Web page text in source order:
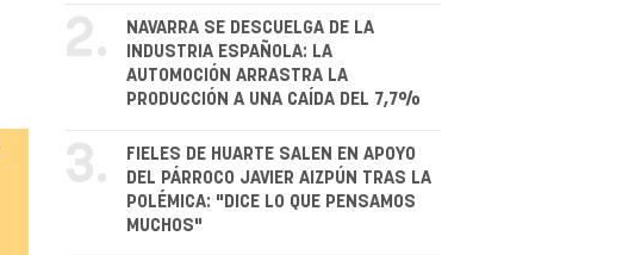
2.
NAVARRA SE DESCUELGA DE LA
INDUSTRIA ESPAÑOLA: LA
AUTOMOCIÓN ARRASTRA LA
PRODUCCIÓN A UNA CAÍDA DEL 7,7%
3.
FIELES DE HUARTE SALEN EN APOYO
DEL PÁRROCO JAVIER AIZPÚN TRAS LA
POLÉMICA: "DICE LO QUE PENSAMOS
MUCHOS"